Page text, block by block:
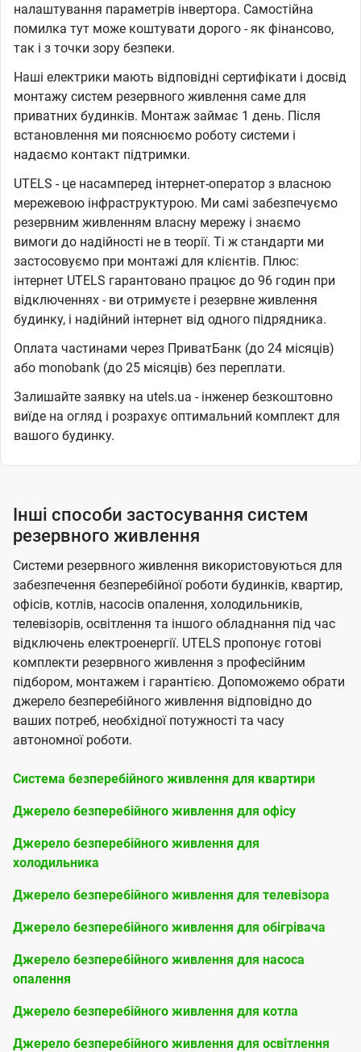
налаштування параметрів інвертора. Самостійна
помилка тут може коштувати дорого - як фінансово,
так і з точки зору безпеки.
Наші електрики мають відповідні сертифікати і досвід
монтажу систем резервного живлення саме для
приватних будинків. Монтаж займає 1 день. Після
встановлення ми пояснюємо роботу системи і
надаємо контакт підтримки.
UTELS - це насамперед інтернет-оператор з власною
мережевою інфраструктурою. Ми самі забезпечуємо
резервним живленням власну мережу і знаємо
вимоги до надійності не в теорії. Ті ж стандарти ми
застосовуємо при монтажі для клієнтів. Плюс:
інтернет UTELS гарантовано працює до 96 годин при
відключеннях - ви отримуєте і резервне живлення
будинку, і надійний інтернет від одного підрядника.
Оплата частинами через ПриватБанк (до 24 місяців)
або monobank (до 25 місяців) без переплати.
Залишайте заявку на utels.ua - інженер безкоштовно
виїде на огляд і розрахує оптимальний комплект для
вашого будинку.
Інші способи застосування систем
резервного живлення
Системи резервного живлення використовуються для
забезпечення безперебійної роботи будинків, квартир,
офісів, котлів, насосів опалення, холодильників,
телевізорів, освітлення та іншого обладнання під час
відключень електроенергії. UTELS пропонує готові
комплекти резервного живлення з професійним
підбором, монтажем і гарантією. Допоможемо обрати
джерело безперебійного живлення відповідно до
ваших потреб, необхідної потужності та часу
автономної роботи.
Система безперебійного живлення для квартири
Джерело безперебійного живлення для офісу
Джерело безперебійного живлення для
холодильника
Джерело безперебійного живлення для телевізора
Джерело безперебійного живлення для обігрівача
Джерело безперебійного живлення для насоса
опалення
Джерело безперебійного живлення для котла
Джерело безперебійного живлення для освітлення